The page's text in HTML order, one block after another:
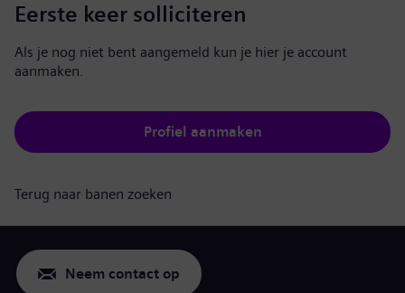
Eerste keer solliciteren
Als je nog niet bent aangemeld kun je hier je account
aanmaken.
Profiel aanmaken
Terug naar banen zoeken
Neem contact op